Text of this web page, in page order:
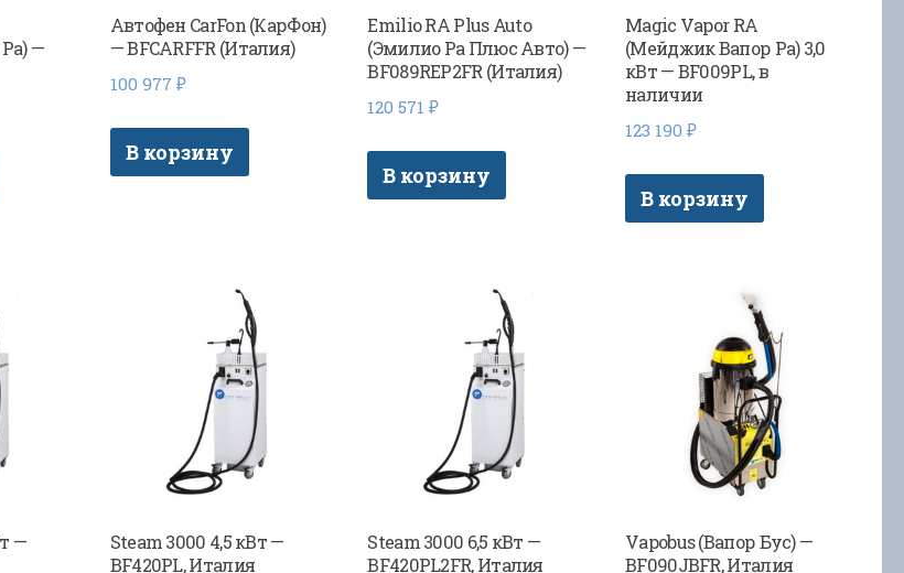
—
Автофен CarFon (КарФон)
— BFCARFFR (Италия)
100 977 ₽
В корзину
Emilio RA Plus Auto
(Эмилио Ра Плюс Авто) —
BF089REP2FR (Италия)
120 571₽
В корзину
Magic Vapor RA
(Мейджик Вапор Ра) 3,0
кВт — BF009PL, в
наличии
123 190₽
В корзину
—
Steam 3000 4,5 кВт —
BF420PL, Италия
Steam 3000 6,5 кВт —
BF420PL2FR, Италия
Vapobus (Вапор Бус) —
BF090JBFR, Италия